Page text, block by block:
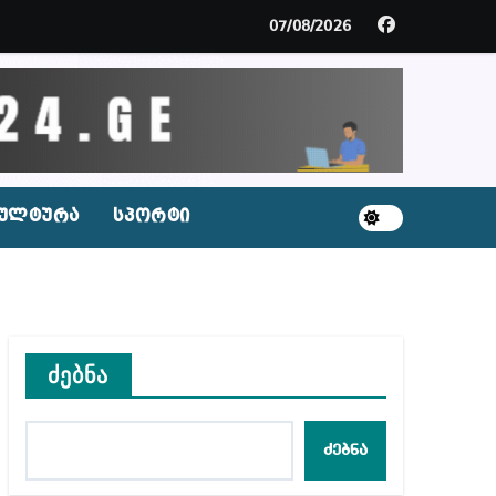
– ეკა კუპატაძე ნანუკა ჟორჟოლიანს
საკანში მოთავსება, საერთაშორისო
ნაცვლად ცხენის ხორცი შეჰქონდათ
ჩვენი ეროვნული იდენტობის
რეკომენდაციები
შესაძლო სისხლის სამართლის საქმემდე
07/08/2026
სპორტი
ძებნა
ძებნა